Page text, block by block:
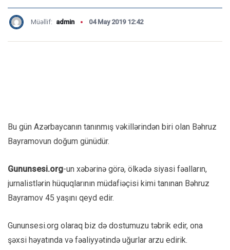
Müəllif: admin 04 May 2019 12:42
Bu gün Azərbaycanın tanınmış vəkillərindən biri olan Bəhruz
Bayramovun doğum günüdür.
Gununsesi.org-un xəbərinə görə, ölkədə siyasi fəalların,
jurnalistlərin hüquqlarının müdafiəçisi kimi tanınan Bəhruz
Bayramov 45 yaşını qeyd edir.
Gununsesi.org olaraq biz də dostumuzu təbrik edir, ona
şəxsi həyatında və fəaliyyətində uğurlar arzu edirik.